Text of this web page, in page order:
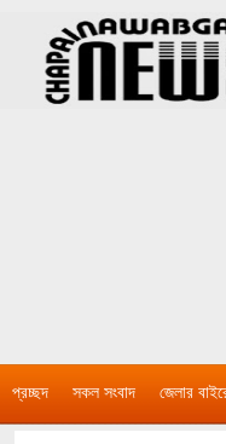
প্রচ্ছদ সকল সংবাদ জেলার